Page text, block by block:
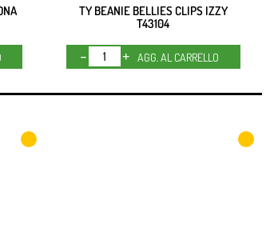
TY BEANIE BELLIES CLIPS IZZY
T43104
Quantità
AGG. AL CARRELLO